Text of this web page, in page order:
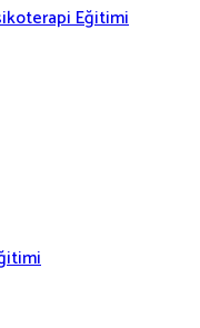
Eğitimi